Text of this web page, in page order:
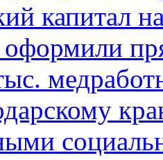
капитал
оформили